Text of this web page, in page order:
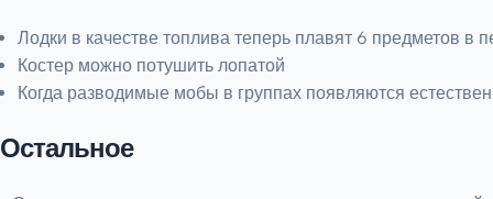
Лодки в качестве топлива теперь плавят 6 предметов в
Костер можно потушить лопатой
Когда разводимые мобы в группах появляются
Остальное